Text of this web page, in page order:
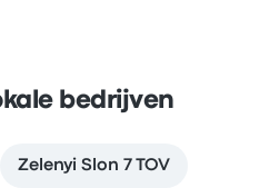
bedrijven
Zelenyi Slon 7 TOV